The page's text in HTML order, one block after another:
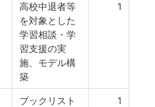
高校中退者等
を対象とした
学習相談・学
習支援の実
施、モデル構
築
1
ブックリスト
1